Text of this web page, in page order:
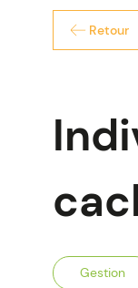
Retour
Gestion